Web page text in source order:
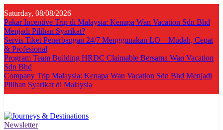
to
content
Saturday, 08/08/2026
Pakar Incentive Trip di Malaysia: Kenapa Wan Vacation Sdn Bhd
Menjadi Pilihan Syarikat?
Servis Tiket Penerbangan 24/7 Menggunakan LO – Mudah, Cepat
& Profesional
Program Team Building HRDC Claimable Bersama Wan Vacation
Sdn Bhd
Company Trip Malaysia: Kenapa Wan Vacation Sdn Bhd Menjadi
Pilihan Syarikat di Malaysia
Newsletter